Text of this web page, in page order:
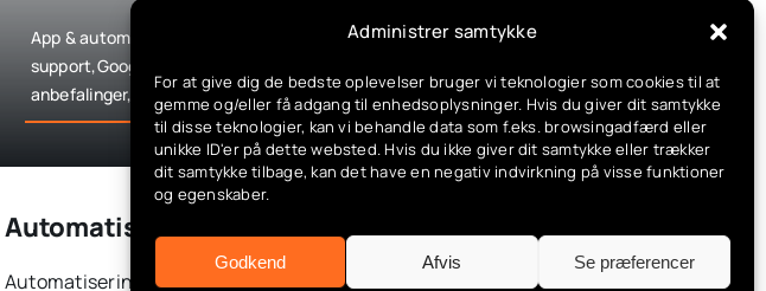
Administrer samtykke
For at give dig de bedste oplevelser bruger vi teknologier som cookies til at
gemme og/eller få adgang til enhedsoplysninger. Hvis du giver dit samtykke
til disse teknologier, kan vi behandle data som f.eks. browsingadfærd eller
unikke ID'er på dette websted. Hvis du ikke giver dit samtykke eller trækker
dit samtykke tilbage, kan det have en negativ indvirkning på visse funktioner
og egenskaber.
Godkend Afvis Se præferencer
App & automatisering,Automatiseringer,Deling & familieadgang,Fejlfinding &
support,Google & Alexa integration,Opsætning & installation,Produktguides &
anbefalinger,Smart hverdag,Tuya & SmartLife guide
Automatisering Med Geozone: Hjem, Væk Og Ferie
Automatisering med geozone: hjem, væk og ferie Har du nogensinde [...]